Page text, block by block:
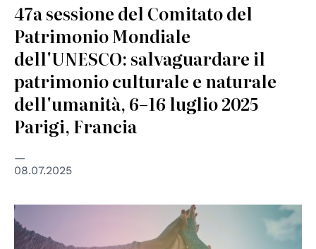
47a sessione del Comitato del
Patrimonio Mondiale
dell'UNESCO: salvaguardare il
patrimonio culturale e naturale
dell'umanità, 6–16 luglio 2025
Parigi, Francia
08.07.2025
© UNEP